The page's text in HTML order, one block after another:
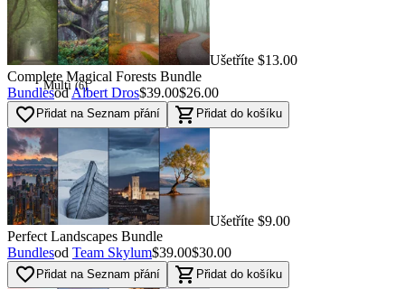
Green (32)
Multi (6)
Ušetříte $13.00
Complete Magical Forests Bundle
Bundlesod Albert Dros$39.00$26.00
favorite_border Přidat na Seznam přání shopping_cart Přidat do košíku
Ušetříte $9.00
Perfect Landscapes Bundle
Bundlesod Team Skylum$39.00$30.00
favorite_border Přidat na Seznam přání shopping_cart Přidat do košíku